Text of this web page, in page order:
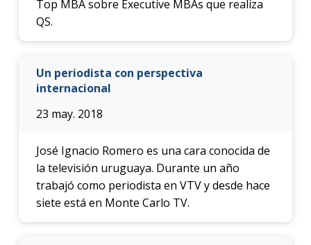
Top MBA sobre Executive MBAs que realiza
QS.
Un periodista con perspectiva
internacional
23 may. 2018
José Ignacio Romero es una cara conocida de
la televisión uruguaya. Durante un año
trabajó como periodista en VTV y desde hace
siete está en Monte Carlo TV.